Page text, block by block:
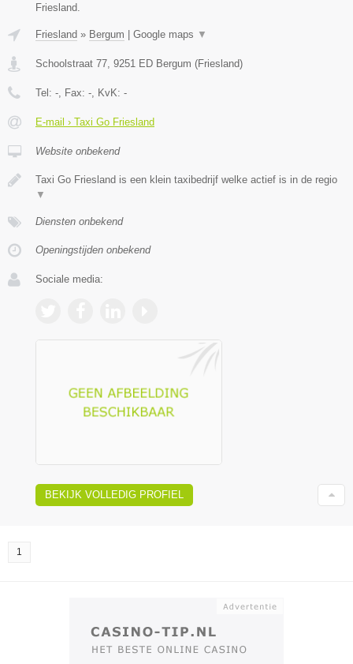
Friesland.
Friesland » Bergum Google maps ▼
Schoolstraat 77 9251 ED Bergum (Friesland)
Tel: - , Fax: - , KvK: -
E-mail › Taxi Go Friesland
Website onbekend
Taxi Go Friesland is een klein taxibedrijf welke actief is in de regio
▼
Diensten onbekend
Openingstijden onbekend
Sociale media:
BEKIJK VOLLEDIG PROFIEL
1